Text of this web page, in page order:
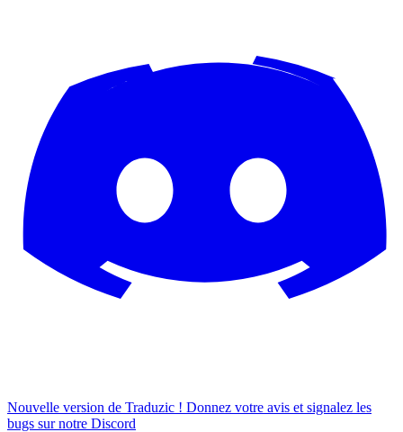
Nouvelle version de Traduzic ! Donnez votre avis et signalez les
bugs sur notre Discord